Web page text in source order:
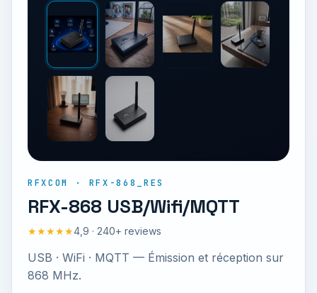
RFXCOM · RFX-868_RES
RFX-868 USB/Wifi/MQTT
★★★★★4,9 · 240+ reviews
USB · WiFi · MQTT — Émission et réception sur
868 MHz.